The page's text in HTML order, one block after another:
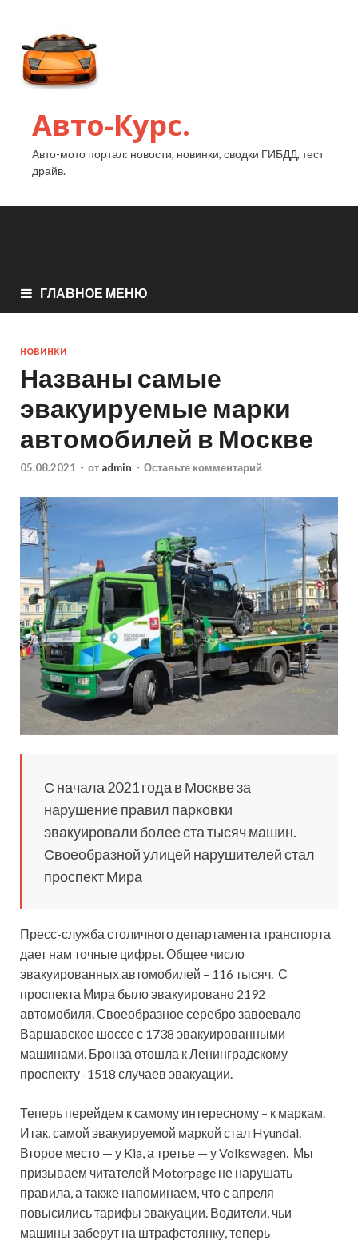
Авто-Курс.
Авто-мото портал: новости, новинки, сводки ГИБДД, тест
драйв.
ГЛАВНОЕ МЕНЮ
НОВИНКИ
Названы самые
эвакуируемые марки
автомобилей в Москве
05.08.2021 - от admin - Оставьте комментарий
С начала 2021 года в Москве за
нарушение правил парковки
эвакуировали более ста тысяч машин.
Своеобразной улицей нарушителей стал
проспект Мира
Пресс-служба столичного департамента транспорта
дает нам точные цифры. Общее число
эвакуированных автомобилей – 116 тысяч. С
проспекта Мира было эвакуировано 2192
автомобиля. Своеобразное серебро завоевало
Варшавское шоссе с 1738 эвакуированными
машинами. Бронза отошла к Ленинградскому
проспекту -1518 случаев эвакуации.
Теперь перейдем к самому интересному – к маркам.
Итак, самой эвакуируемой маркой стал Hyundai.
Второе место — у Kia, а третье — у Volkswagen. Мы
призываем читателей Motorpage не нарушать
правила, а также напоминаем, что с апреля
повысились тарифы эвакуации. Водители, чьи
машины заберут на штрафстоянку, теперь